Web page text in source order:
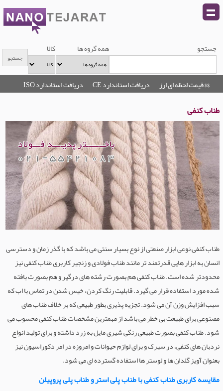
جستجو همه گروه ها کالا
$$ قیمت لحظه ای ارز دریافت استاندارد CE دریافت استاندارد ISO
طناب کنفی
طناب کنفی نوعی ابزار صنعتی از نوع بسیار سنتی می باشد که با گذر زمان و دسترسی
انسان به ابزار هایی قدرتمند تر مانند طناب فولادی و زنجیر کاربری طناب کنفی نیز
محدودتر شده است. طناب کنفی هم بصورت رشته های درگیر و هم بصورت بافته
شده مورد استفاده قرار می گیرد. قابلیت رنگ کردن، خیس شدن در تماس با اب که
سبب افزایش وزن آن می شود. تجزیه پذیری بطور طبیعی که بر خلاف طناب های
مصنوعی برای طبیعت بی خطر می باشد از مهمترین مشخصات طناب کنفی محسوب می
شود. طناب کنفی بصورت طبیعی رنگی شیری مایل به زرد داشته و برای تولید انواع
نردبان های کنفی، در سیرک و برای لوازم حیوانات و امروزه در امر دکوراسیون نیز
بعنوان آویز گلدان ها و لوستر ها استفاده گسترده ای می شود.
مقایسه کاربری طناب کنفی با طناب پلی استر و طناب پلی پروپیلن